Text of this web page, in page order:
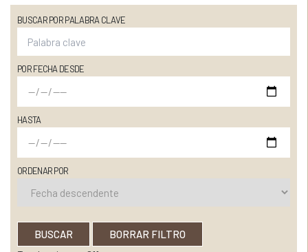
BUSCAR POR PALABRA CLAVE
POR FECHA DESDE
HASTA
ORDENAR POR
BUSCAR BORRAR FILTRO